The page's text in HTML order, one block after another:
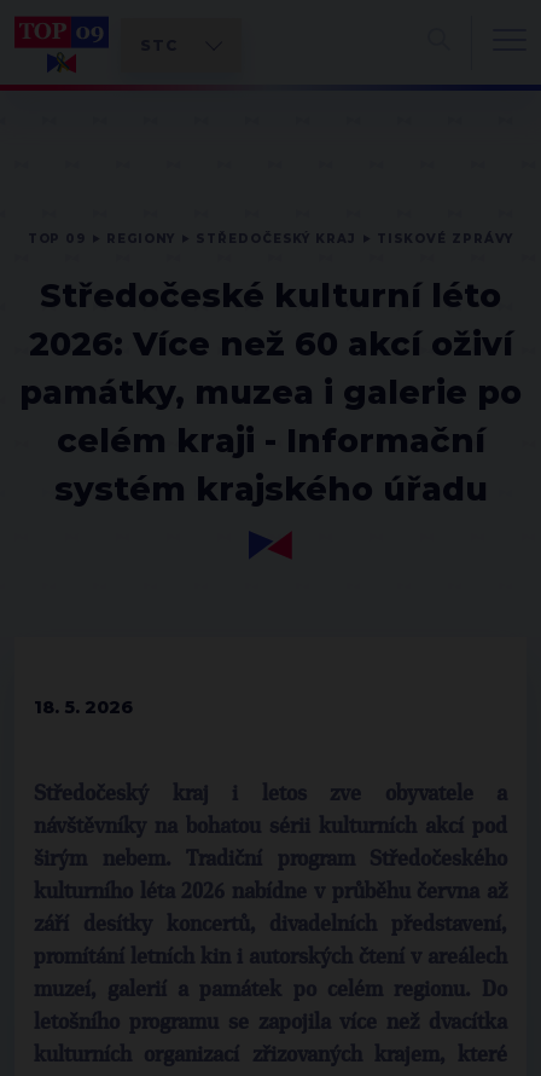
Středočeské kulturní léto
2026: Více než 60 akcí oživí
památky, muzea i galerie po
celém kraji - Informační
systém krajského úřadu
18. 5. 2026
Středočeský kraj i letos zve obyvatele a
návštěvníky na bohatou sérii kulturních akcí pod
širým nebem. Tradiční program Středočeského
kulturního léta 2026 nabídne v průběhu června až
září desítky koncertů, divadelních představení,
promítání letních kin i autorských čtení v areálech
muzeí, galerií a památek po celém regionu. Do
letošního programu se zapojila více než dvacítka
kulturních organizací zřizovaných krajem, které